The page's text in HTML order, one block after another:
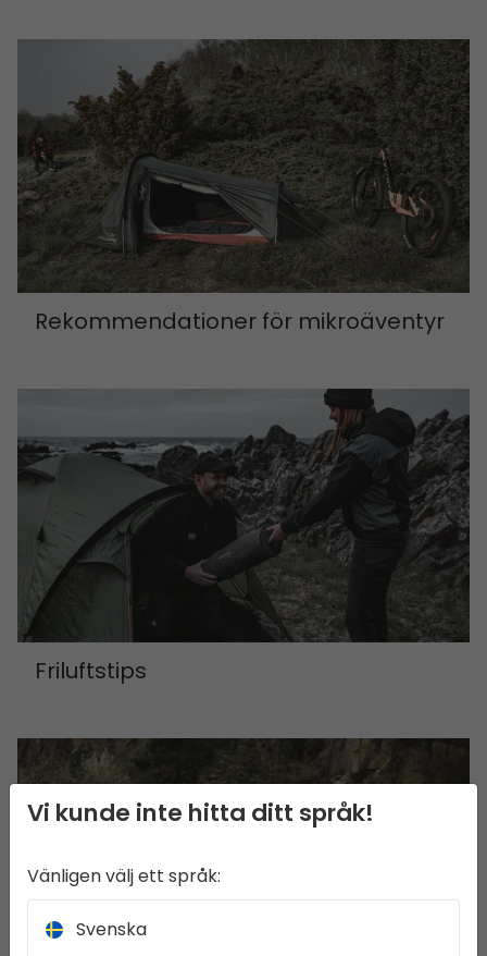
Rekommendationer för mikroäventyr
Friluftstips
Vi kunde inte hitta ditt språk!
Vänligen välj ett språk:
Svenska